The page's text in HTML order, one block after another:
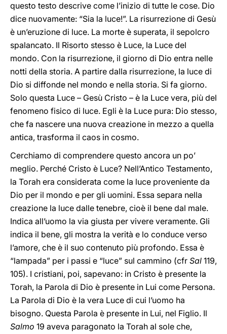
questo testo descrive come l’inizio di tutte le cose. Dio
dice nuovamente: “Sia la luce!”. La risurrezione di Gesù
è un’eruzione di luce. La morte è superata, il sepolcro
spalancato. Il Risorto stesso è Luce, la Luce del
mondo. Con la risurrezione, il giorno di Dio entra nelle
notti della storia. A partire dalla risurrezione, la luce di
Dio si diffonde nel mondo e nella storia. Si fa giorno.
Solo questa Luce – Gesù Cristo – è la Luce vera, più del
fenomeno fisico di luce. Egli è la Luce pura: Dio stesso,
che fa nascere una nuova creazione in mezzo a quella
antica, trasforma il caos in cosmo.
Cerchiamo di comprendere questo ancora un po’
meglio. Perché Cristo è Luce? Nell’Antico Testamento,
la Torah era considerata come la luce proveniente da
Dio per il mondo e per gli uomini. Essa separa nella
creazione la luce dalle tenebre, cioè il bene dal male.
Indica all’uomo la via giusta per vivere veramente. Gli
indica il bene, gli mostra la verità e lo conduce verso
l’amore, che è il suo contenuto più profondo. Essa è
“lampada” per i passi e “luce” sul cammino (cfr Sal 119,
105). I cristiani, poi, sapevano: in Cristo è presente la
Torah, la Parola di Dio è presente in Lui come Persona.
La Parola di Dio è la vera Luce di cui l’uomo ha
bisogno. Questa Parola è presente in Lui, nel Figlio. Il
Salmo 19 aveva paragonato la Torah al sole che,